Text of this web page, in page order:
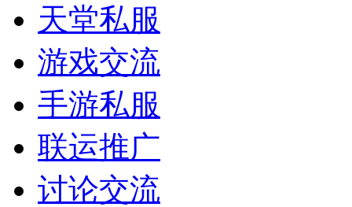
天堂私服
游戏交流
手游私服
联运推广
讨论交流